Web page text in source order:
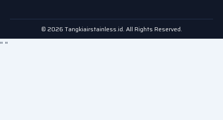
© 2026 Tangkiairstainless.id. All Rights Reserved.
" "